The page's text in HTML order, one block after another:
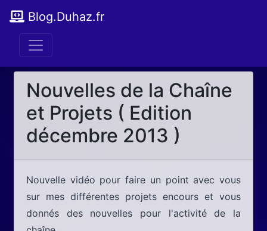
Blog.Duhaz.fr
Nouvelles de la Chaîne
et Projets ( Edition
décembre 2013 )
Nouvelle vidéo pour faire un point avec vous
sur mes différentes projets encours et vous
donnés des nouvelles pour l'activité de la